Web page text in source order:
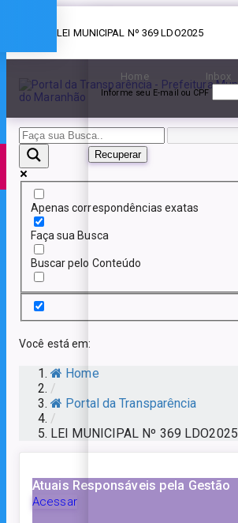
» LEI MUNICIPAL Nº 369 LDO2025
Apenas correspondências exatas
Faça sua Busca
Buscar pelo Conteúdo
Você está em:
Home
/
Portal da Transparência
/
LEI MUNICIPAL Nº 369 LDO2025
Atuais Responsáveis pela Gestão
Acessar
Home Inbox
Informe seu E-mail ou CPF
Recuperar